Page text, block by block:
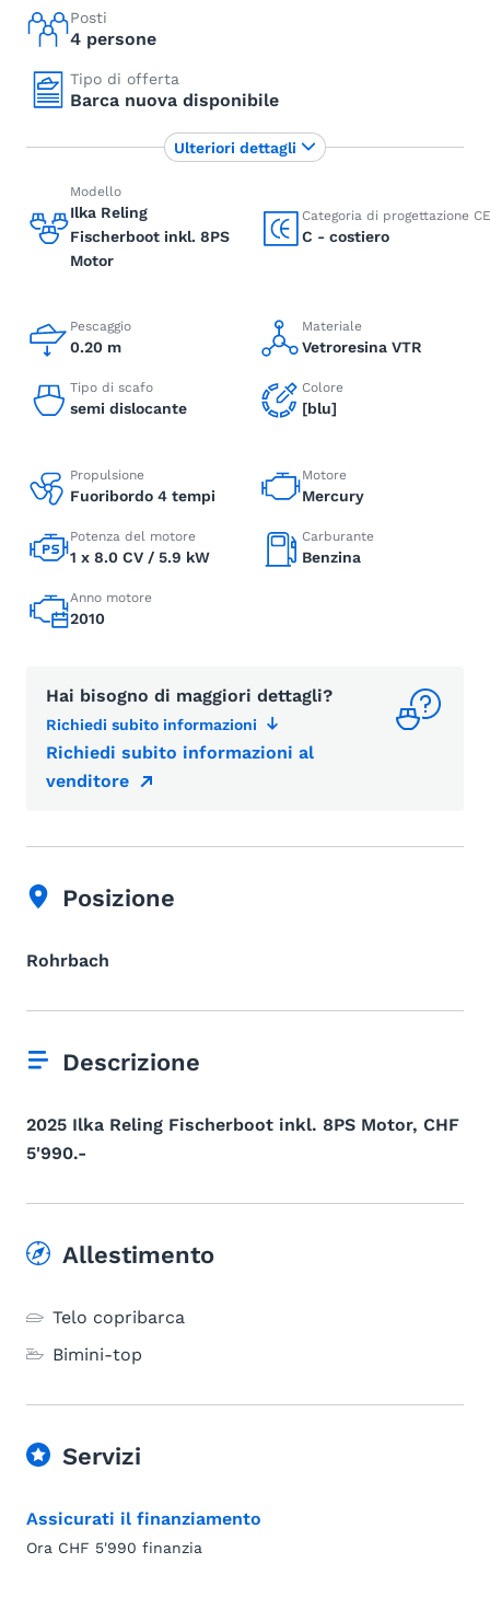
Posti
4 persone
Tipo di offerta
Barca nuova disponibile
Modello
Ilka Reling
Fischerboot inkl. 8PS
Motor
Categoria di progettazione CE
C - costiero
Pescaggio
0.20 m
Materiale
Vetroresina VTR
Tipo di scafo
semi dislocante
Colore
[blu]
Propulsione
Fuoribordo 4 tempi
Motore
Mercury
Potenza del motore
1 x 8.0 CV / 5.9 kW
Carburante
Benzina
Anno motore
2010
Hai bisogno di maggiori dettagli?
Richiedi subito informazioni
Richiedi subito informazioni al
venditore
Ulteriori dettagli
Posizione
Rohrbach
Descrizione
2025 Ilka Reling Fischerboot inkl. 8PS Motor, CHF
5'990.-
Allestimento
Telo copribarca
Bimini-top
Servizi
Assicurati il finanziamento
Ora CHF 5'990 finanzia